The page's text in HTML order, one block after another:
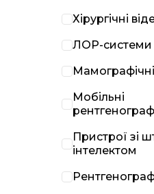
Хірургічні
ЛОР-системи
Мобільні
Пристрої зі
інтелектом